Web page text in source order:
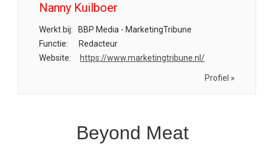
Nanny Kuilboer
Werkt bij:
BBP Media - MarketingTribune
Functie:
Redacteur
Website:
https://www.marketingtribune.nl/
Profiel »
Beyond Meat